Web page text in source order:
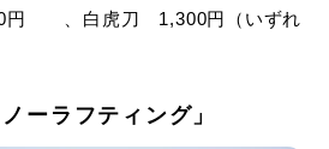
円 、白虎刀 1,300円（いずれ
ーラフティング」